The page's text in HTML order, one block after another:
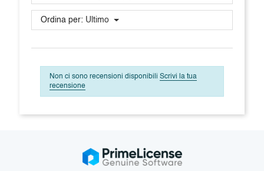
Ordina per: Ultimo
Non ci sono recensioni disponibili Scrivi la tua
recensione